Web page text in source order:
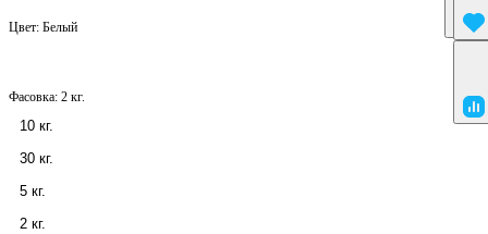
Цвет: Белый
Фасовка: 2 кг.
10 кг.
30 кг.
5 кг.
2 кг.